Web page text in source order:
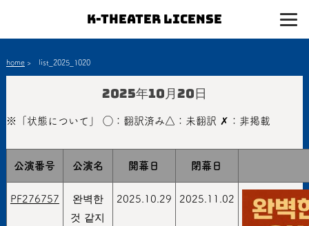
K-Theater License
home> list_2025_1020
2025年10月20日
※「状態について」 ◯：翻訳済み△：未翻訳 ✗：非掲載
公演番号 公演名 開幕日 閉幕日
PF276757
완벽한
것 같지
2025.10.29 2025.11.02